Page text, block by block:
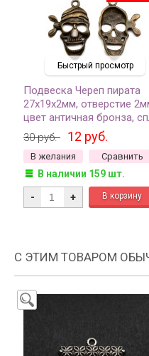
Быстрый просмотр
Подвеска Череп пирата
27х19х2мм, отверстие
цвет античная бронза,
металлов, 22-185, 2шт
30 руб. 12 руб.
В желания Сравнить
В наличии 159 шт.
- +
С ЭТИМ ТОВАРОМ